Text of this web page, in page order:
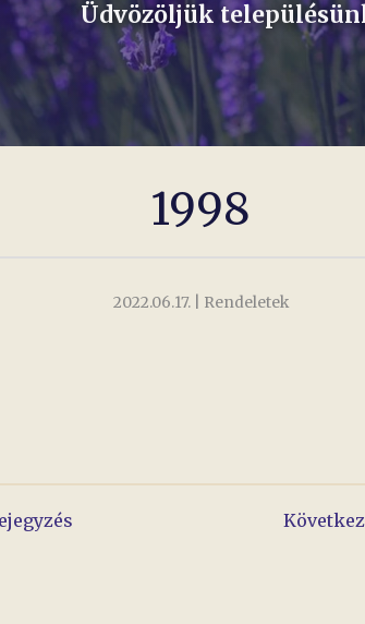
Üdvözöljük
1998
2022.06.17. | Rendeletek